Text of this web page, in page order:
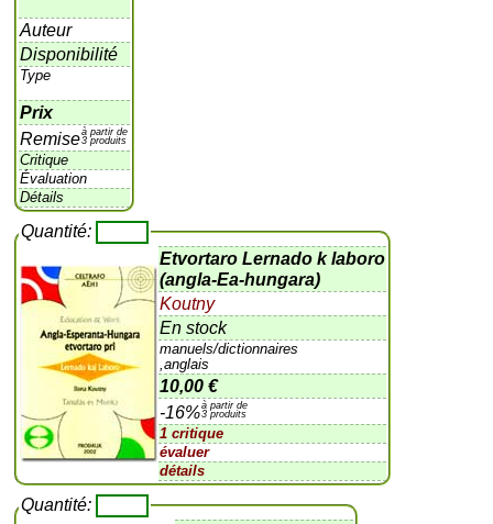
Auteur
Disponibilité
Type
Prix
Remiseà partir de
3 produits
Critique
Évaluation
Détails
Quantité:
Etvortaro Lernado k laboro
(angla-Ea-hungara)
Koutny
En stock
manuels/dictionnaires
,anglais
10,00 €
-16%à partir de
3 produits
1 critique
évaluer
détails
Quantité: